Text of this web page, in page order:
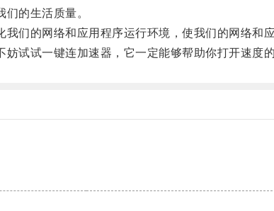
的生活质量。
的网络和应用程序运行环境，使我们的网络和应
试一键连加速器，它一定能够帮助你打开速度的